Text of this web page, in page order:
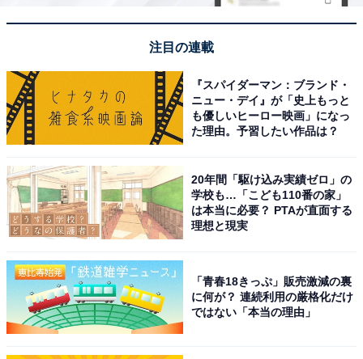
注目の連載
『スパイダーマン：ブランド・
ニュー・デイ』が「史上もっと
も優しいヒーロー映画」になっ
た理由。予習したい作品は？
20年間「駆け込み実績ゼロ」の
学校も…「こども110番の家」
は本当に必要？ PTAが直面する
理想と現実
「青春18きっぷ」販売激減の裏
に何が？ 連続利用の厳格化だけ
ではない「本当の理由」